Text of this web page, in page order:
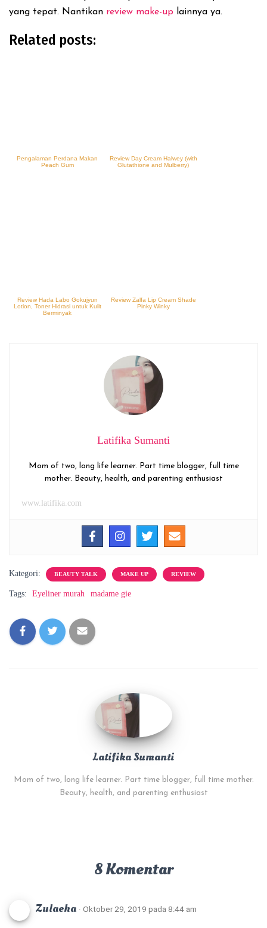
yang tepat. Nantikan review make-up lainnya ya.
Related posts:
Pengalaman Perdana Makan
Peach Gum
Review Day Cream Halwey (with
Glutathione and Mulberry)
Review Hada Labo Gokujyun
Lotion, Toner Hidrasi untuk Kulit
Berminyak
Review Zalfa Lip Cream Shade
Pinky Winky
Latifika Sumanti
Mom of two, long life learner. Part time blogger, full time
mother. Beauty, health, and parenting enthusiast
www.latifika.com
Kategori: BEAUTY TALK MAKE UP REVIEW
Tags: Eyeliner murah madame gie
Latifika Sumanti
Mom of two, long life learner. Part time blogger, full time mother.
Beauty, health, and parenting enthusiast
8 Komentar
Zulaeha · Oktober 29, 2019 pada 8:44 am